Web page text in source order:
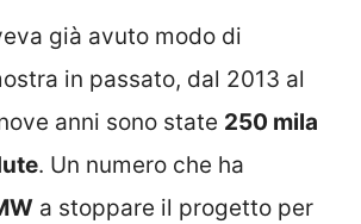
già avuto modo di
in passato, dal 2013 al
anni sono state 250 mila
. Un numero che ha
a stoppare il progetto per